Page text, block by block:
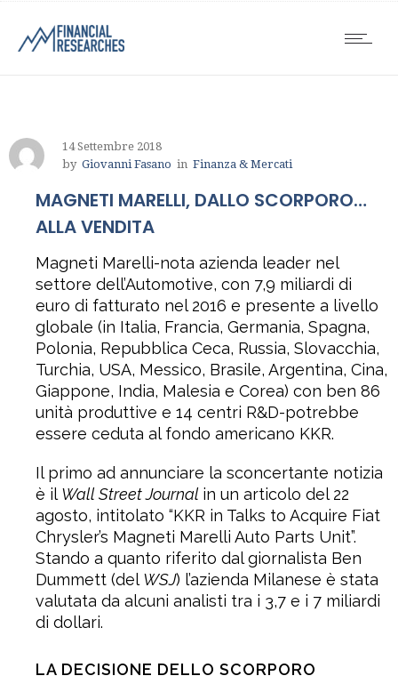
14 Settembre 2018
by Giovanni Fasano in Finanza & Mercati
MAGNETI MARELLI, DALLO SCORPORO…
ALLA VENDITA
Magneti Marelli-nota azienda leader nel
settore dell’Automotive, con 7,9 miliardi di
euro di fatturato nel 2016 e presente a livello
globale (in Italia, Francia, Germania, Spagna,
Polonia, Repubblica Ceca, Russia, Slovacchia,
Turchia, USA, Messico, Brasile, Argentina, Cina,
Giappone, India, Malesia e Corea) con ben 86
unità produttive e 14 centri R&D-potrebbe
essere ceduta al fondo americano KKR.
Il primo ad annunciare la sconcertante notizia
è il Wall Street Journal in un articolo del 22
agosto, intitolato “KKR in Talks to Acquire Fiat
Chrysler’s Magneti Marelli Auto Parts Unit”.
Stando a quanto riferito dal giornalista Ben
Dummett (del WSJ) l’azienda Milanese è stata
valutata da alcuni analisti tra i 3,7 e i 7 miliardi
di dollari.
LA DECISIONE DELLO SCORPORO